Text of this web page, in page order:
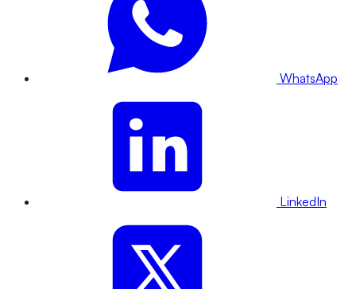
WhatsApp
LinkedIn